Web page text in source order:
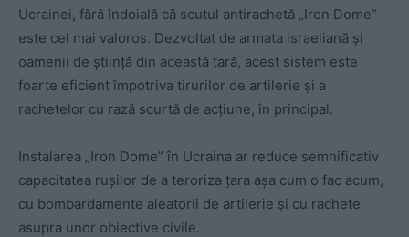
Ucrainei, fără îndoială că scutul antirachetă „Iron Dome”
este cel mai valoros. Dezvoltat de armata israeliană și
oamenii de știință din această țară, acest sistem este
foarte eficient împotriva tirurilor de artilerie și a
rachetelor cu rază scurtă de acțiune, în principal.
Instalarea „Iron Dome” în Ucraina ar reduce semnificativ
capacitatea rușilor de a teroriza țara așa cum o fac acum,
cu bombardamente aleatorii de artilerie și cu rachete
asupra unor obiective civile.